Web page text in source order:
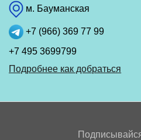
м. Бауманская
+7 (966) 369 77 99
+7 495 3699799
Подробнее как добраться